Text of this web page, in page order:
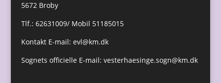
5672 Broby
Tlf.: 62631009/ Mobil 51185015
Kontakt E-mail: evl@km.dk
Sognets officielle E-mail: vesterhaesinge.sogn@km.dk